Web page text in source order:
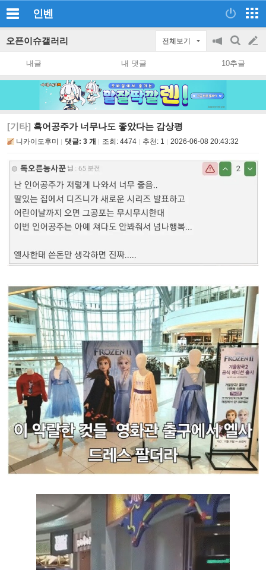
인벤
오픈이슈갤러리 전체보기
공
지
on/off
검
색
글
쓰
내글 내 댓글 10추글
[기타] 흑어공주가 너무나도 좋았다는 감상평
니카이도후미 댓글: 3 개 조회: 4474 추천: 1 2026-06-08 20:43:32